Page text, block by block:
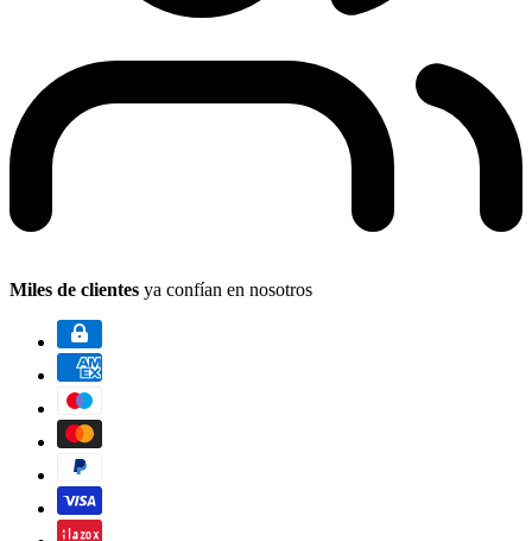
Miles de clientes ya confían en nosotros